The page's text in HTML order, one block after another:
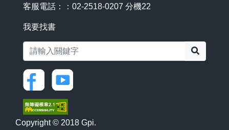
客服電話：：02-2518-0207 分機22
我要找書
Copyright © 2018 Gpi.